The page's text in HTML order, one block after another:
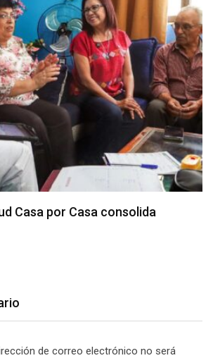
Casa por Casa consolida
de correo electrónico no será